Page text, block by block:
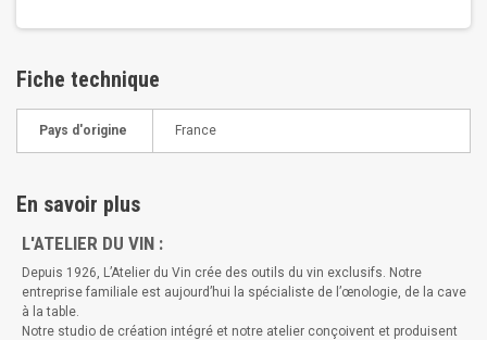
Fiche technique
Pays d'origine France
En savoir plus
L'ATELIER DU VIN :
Depuis 1926, L’Atelier du Vin crée des outils du vin exclusifs. Notre
entreprise familiale est aujourd’hui la spécialiste de l’œnologie, de la cave
à la table.
Notre studio de création intégré et notre atelier conçoivent et produisent